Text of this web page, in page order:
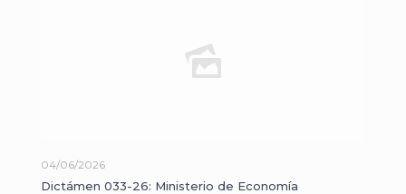
04/06/2026
Dictámen 033-26: Ministerio de Economía